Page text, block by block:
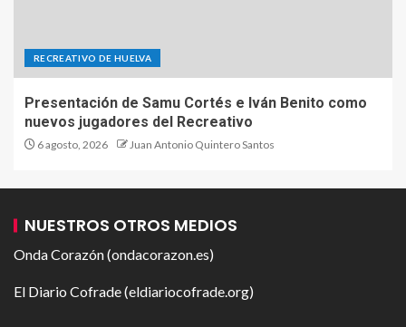
RECREATIVO DE HUELVA
Presentación de Samu Cortés e Iván Benito como
nuevos jugadores del Recreativo
6 agosto, 2026 Juan Antonio Quintero Santos
NUESTROS OTROS MEDIOS
Onda Corazón (ondacorazon.es)
El Diario Cofrade (eldiariocofrade.org)